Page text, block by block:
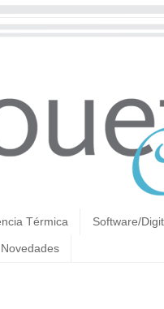
Térmica Software/
Novedades